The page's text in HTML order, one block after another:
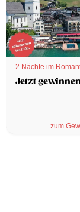
2 Nächte im
Jetzt
zum